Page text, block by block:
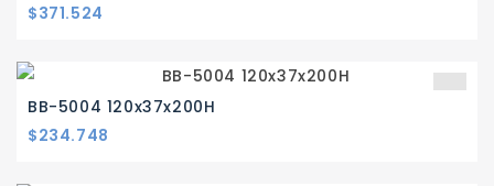
Precio
$371.524
BB-5004 120x37x200H
Precio
$234.748